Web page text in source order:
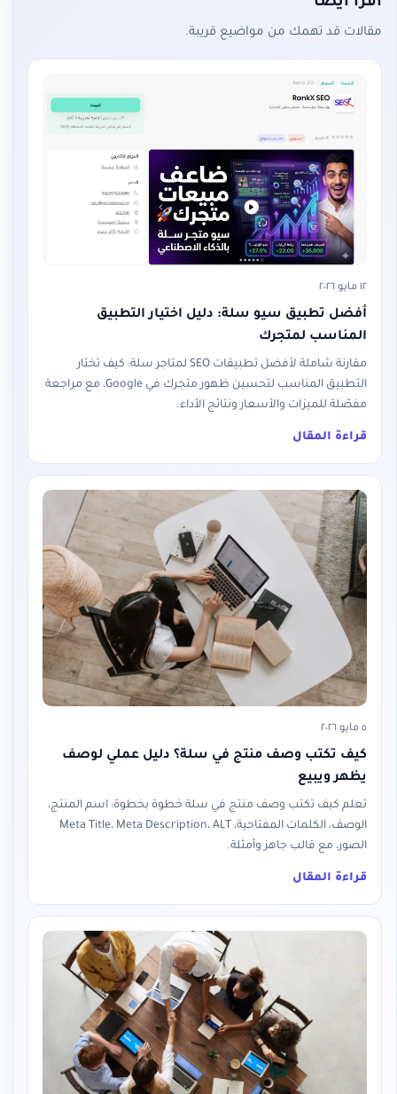
مقالات قد تهمك من مواضيع قريبة.
١٢ مايو ٢٠٢٦
أفضل تطبيق سيو سلة: دليل اختيار التطبيق
المناسب لمتجرك
مقارنة شاملة لأفضل تطبيقات SEO لمتاجر سلة: كيف تختار
التطبيق المناسب لتحسين ظهور متجرك في Google، مع مراجعة
مفصّلة للميزات والأسعار ونتائج الأداء.
قراءة المقال
٥ مايو ٢٠٢٦
كيف تكتب وصف منتج في سلة؟ دليل عملي لوصف
يظهر ويبيع
تعلم كيف تكتب وصف منتج في سلة خطوة بخطوة: اسم المنتج،
الوصف، الكلمات المفتاحية، Meta Title، Meta Description، ALT
الصور، مع قالب جاهز وأمثلة.
قراءة المقال